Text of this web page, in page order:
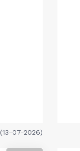
(13-07-2026)